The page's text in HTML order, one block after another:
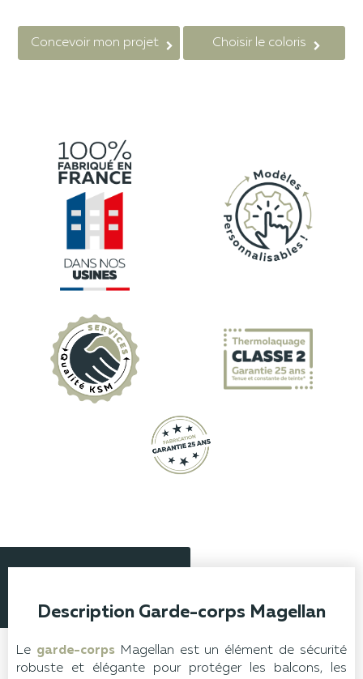
Concevoir mon projet Choisir le coloris
Description Garde-corps Magellan
Le garde-corps Magellan est un élément de sécurité
robuste et élégante pour protéger les balcons, les